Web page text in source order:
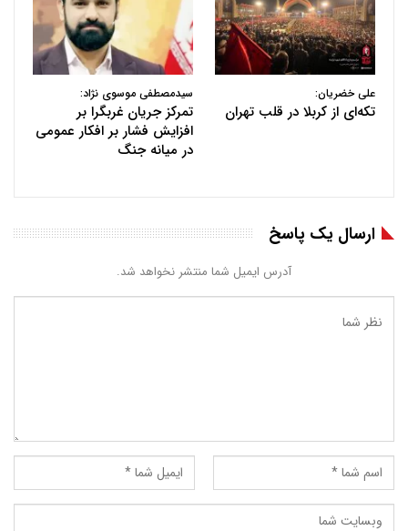
علی خضریان:
تکه‌ای از کربلا در قلب تهران
سیدمصطفی موسوی نژاد:
تمرکز جریان غربگرا بر
افزایش فشار بر افکار عمومی
در میانه جنگ
ارسال یک پاسخ
آدرس ایمیل شما منتشر نخواهد شد.